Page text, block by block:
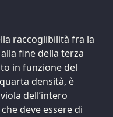
raccoglibilità fra la
fine della terza
in funzione del
densità, è
dell’intero
deve essere di